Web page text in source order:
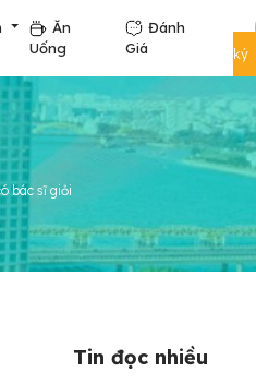
Ăn
Uống
Đánh
Giá
ký
bác sĩ giỏi
Tin đọc nhiều